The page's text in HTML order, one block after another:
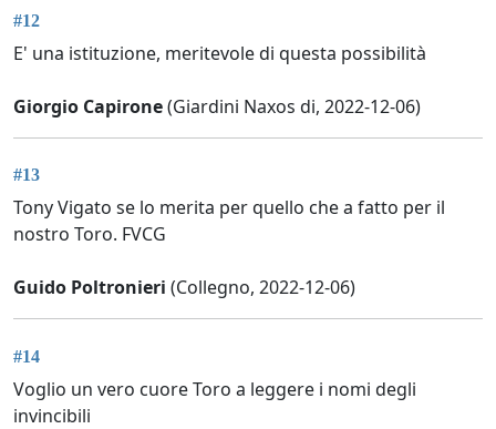
#12
E' una istituzione, meritevole di questa possibilità
Giorgio Capirone(Giardini Naxos di, 2022-12-06)
#13
Tony Vigato se lo merita per quello che a fatto per il
nostro Toro. FVCG
Guido Poltronieri (Collegno, 2022-12-06)
#14
Voglio un vero cuore Toro a leggere i nomi degli
invincibili